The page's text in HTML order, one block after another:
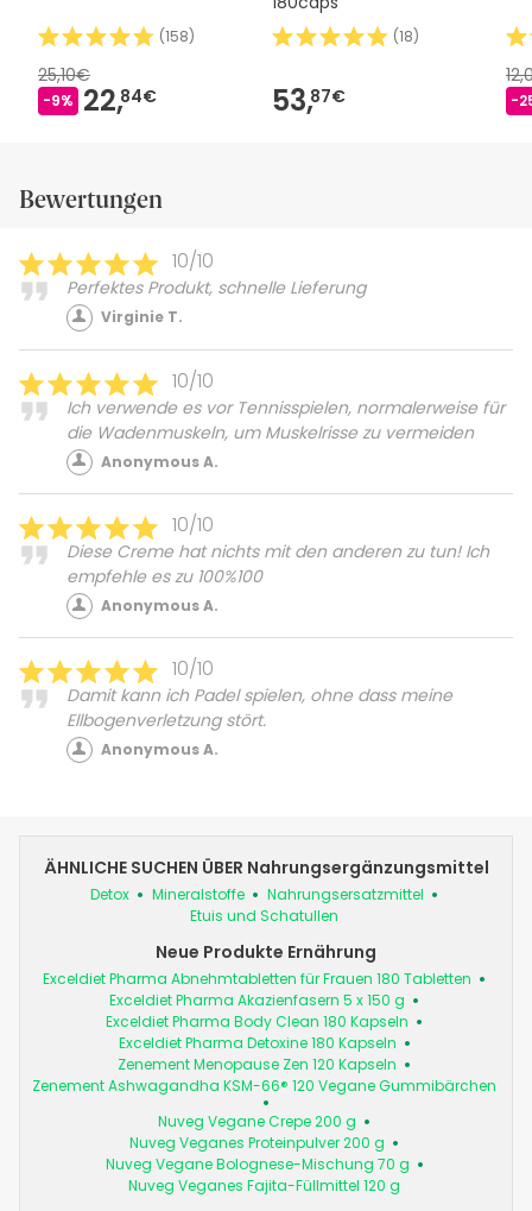
(158)
25,10€
-9% 22,84€
(18)
53,87€ -
Bewertungen
10/10
Perfektes Produkt, schnelle Lieferung
Virginie T.
10/10
Ich verwende es vor Tennisspielen, normalerweise für
die Wadenmuskeln, um Muskelrisse zu vermeiden
Anonymous A.
10/10
Diese Creme hat nichts mit den anderen zu tun! Ich
empfehle es zu 100%100
Anonymous A.
10/10
Damit kann ich Padel spielen, ohne dass meine
Ellbogenverletzung stört.
Anonymous A.
ÄHNLICHE SUCHEN ÜBER Nahrungsergänzungsmittel
Detox Mineralstoffe
Nahrungsersatzmittel
Etuis und Schatullen
Neue Produkte Ernährung
Exceldiet Pharma Abnehmtabletten für Frauen 180 Tabletten
Exceldiet Pharma Akazienfasern 5 x 150 g
Exceldiet Pharma Body Clean 180 Kapseln
Exceldiet Pharma Detoxine 180 Kapseln
Zenement Menopause Zen 120 Kapseln
Zenement Ashwagandha KSM-66® 120 Vegane Gummibärchen
Nuveg Vegane Crepe 200 g
Nuveg Veganes Proteinpulver 200 g
Nuveg Vegane Bolognese-Mischung 70 g
Nuveg Veganes Fajita-Füllmittel 120 g